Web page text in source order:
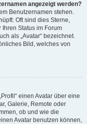
angezeigt werden?
Benutzernamen stehen.
Oft sind dies Sterne,
Status im Forum
als „Avatar“ bezeichnet.
Bild, welches von
einen Avatar über eine
Galerie, Remote oder
ob und wie die
Avatar benutzen können,